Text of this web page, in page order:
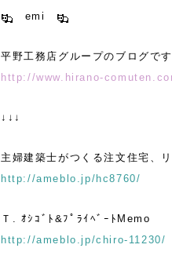
emi
平野工務店グループのブログで
http://www.hirano-
↓↓↓
主婦建築士がつくる注文住宅、
http://ameblo.jp/hc8760/
Ｔ. ｵｼｺﾞﾄ&ﾌﾟﾗｲﾍﾞｰﾄMemo
http://ameblo.jp/chiro-11230/